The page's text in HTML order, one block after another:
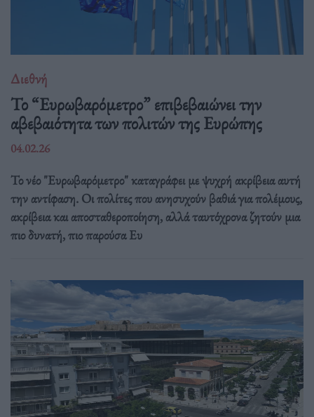
Διεθνή
Το “Ευρωβαρόμετρο” επιβεβαιώνει την
αβεβαιότητα των πολιτών της Ευρώπης
04.02.26
Το νέο "Ευρωβαρόμετρο" καταγράφει με ψυχρή ακρίβεια αυτή
την αντίφαση. Oι πολίτες που ανησυχούν βαθιά για πολέμους,
ακρίβεια και αποσταθεροποίηση, αλλά ταυτόχρονα ζητούν μια
πιο δυνατή, πιο παρούσα Ευ